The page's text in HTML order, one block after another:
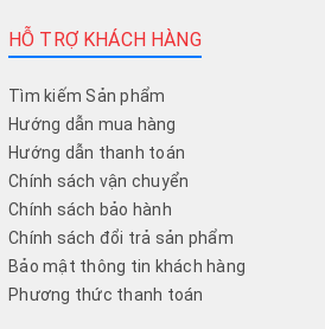
HỖ TRỢ KHÁCH HÀNG
Tìm kiếm Sản phẩm
Hướng dẫn mua hàng
Hướng dẫn thanh toán
Chính sách vận chuyển
Chính sách bảo hành
Chính sách đổi trả sản phẩm
Bảo mật thông tin khách hàng
Phương thức thanh toán